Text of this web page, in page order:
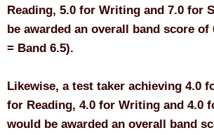
Reading, 5.0 for Writing and 7.0 for
be awarded an overall band score of
= Band 6.5).
Likewise, a test taker achieving 4.0
for Reading, 4.0 for Writing and 4.0
would be awarded an overall band